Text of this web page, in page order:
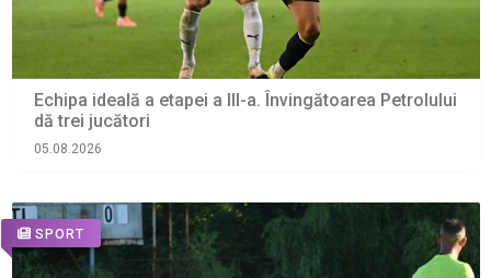
Echipa ideală a etapei a III-a. Învingătoarea Petrolului
dă trei jucători
05.08.2026
SPORT